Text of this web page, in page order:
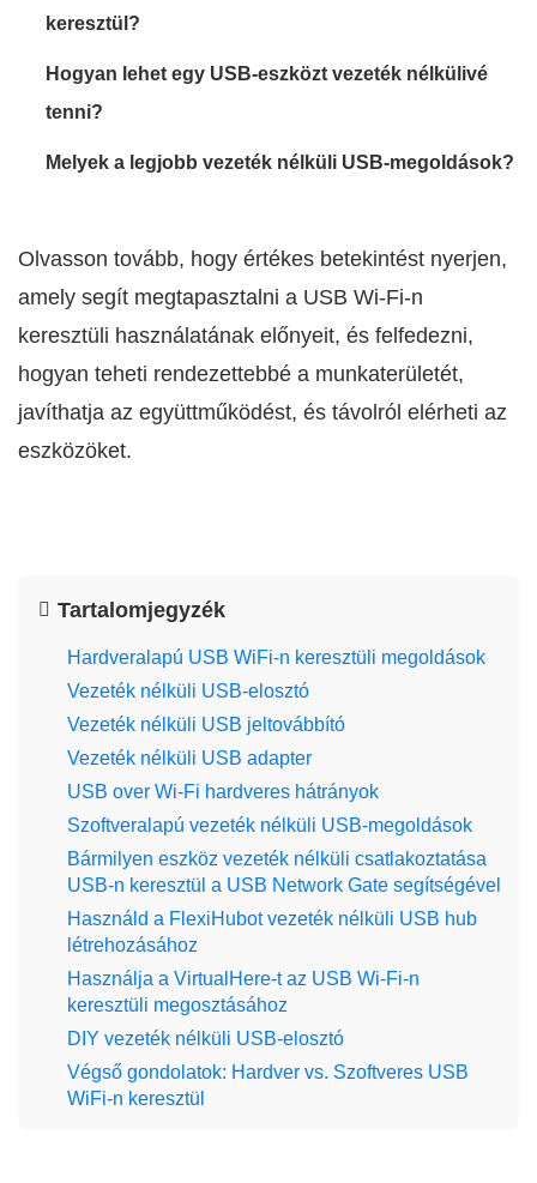
keresztül?
Hogyan lehet egy USB-eszközt vezeték nélkülivé
tenni?
Melyek a legjobb vezeték nélküli USB-megoldások?
Olvasson tovább, hogy értékes betekintést nyerjen,
amely segít megtapasztalni a USB Wi‑Fi-n
keresztüli használatának előnyeit, és felfedezni,
hogyan teheti rendezettebbé a munkaterületét,
javíthatja az együttműködést, és távolról elérheti az
eszközöket.
Tartalomjegyzék
Hardveralapú USB WiFi-n keresztüli megoldások
Vezeték nélküli USB-elosztó
Vezeték nélküli USB jeltovábbító
Vezeték nélküli USB adapter
USB over Wi-Fi hardveres hátrányok
Szoftveralapú vezeték nélküli USB-megoldások
Bármilyen eszköz vezeték nélküli csatlakoztatása
USB-n keresztül a USB Network Gate segítségével
Használd a FlexiHubot vezeték nélküli USB hub
létrehozásához
Használja a VirtualHere-t az USB Wi-Fi-n
keresztüli megosztásához
DIY vezeték nélküli USB-elosztó
Végső gondolatok: Hardver vs. Szoftveres USB
WiFi-n keresztül